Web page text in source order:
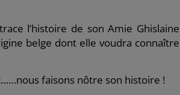
l’histoire de son Amie Ghislaine
belge dont elle voudra connaître
faisons nôtre son histoire !